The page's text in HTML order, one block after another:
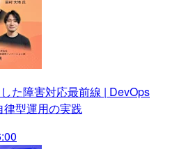
た障害対応最前線 | DevOps
型運用の実践